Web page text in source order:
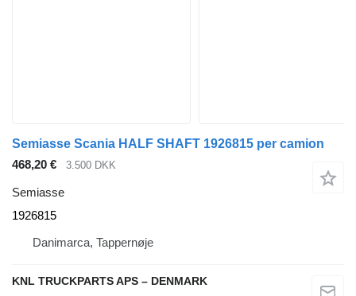
Semiasse Scania HALF SHAFT 1926815 per camion
468,20 €
3.500 DKK
Semiasse
1926815
Danimarca, Tappernøje
KNL TRUCKPARTS APS – DENMARK